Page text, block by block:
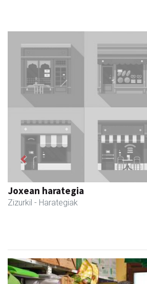
Zubimusu Ikastola
Zizurkil - Hezkuntza
Previous